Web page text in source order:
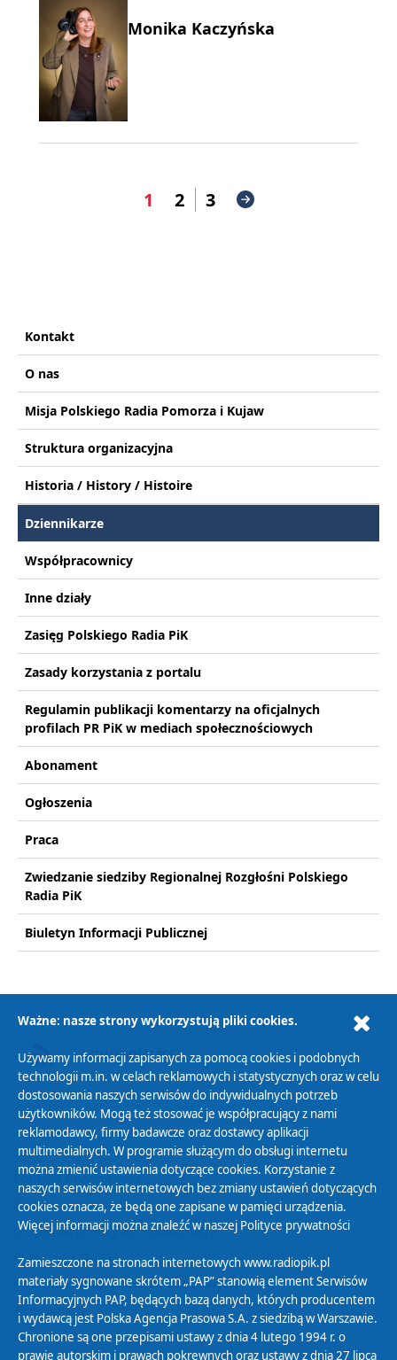
Monika Kaczyńska
1 2 3
Kontakt
O nas
Misja Polskiego Radia Pomorza i Kujaw
Struktura organizacyjna
Historia / History / Histoire
Dziennikarze
Współpracownicy
Inne działy
Zasięg Polskiego Radia PiK
Zasady korzystania z portalu
Regulamin publikacji komentarzy na oficjalnych
profilach PR PiK w mediach społecznościowych
Abonament
Ogłoszenia
Praca
Zwiedzanie siedziby Regionalnej Rozgłośni Polskiego
Radia PiK
Biuletyn Informacji Publicznej
AKTUALNOŚCI RSS
Polityka Prywatności
Zasady korzystania z Serwisu
Organizacje Pożytku Publicznego
Cyfryzacja DAB+
Polityka ochrony danych osobowych
Abonament
Zamówienia publiczne
Ważne: nasze strony wykorzystują pliki cookies.
Używamy informacji zapisanych za pomocą cookies i podobnych
technologii m.in. w celach reklamowych i statystycznych oraz w celu
dostosowania naszych serwisów do indywidualnych potrzeb
użytkowników. Mogą też stosować je współpracujący z nami
reklamodawcy, firmy badawcze oraz dostawcy aplikacji
multimedialnych. W programie służącym do obsługi internetu
można zmienić ustawienia dotyczące cookies. Korzystanie z
naszych serwisów internetowych bez zmiany ustawień dotyczących
cookies oznacza, że będą one zapisane w pamięci urządzenia.
Więcej informacji można znaleźć w naszej Polityce prywatności
Zamieszczone na stronach internetowych www.radiopik.pl
materiały sygnowane skrótem „PAP” stanowią element Serwisów
Informacyjnych PAP, będących bazą danych, których producentem
i wydawcą jest Polska Agencja Prasowa S.A. z siedzibą w Warszawie.
Chronione są one przepisami ustawy z dnia 4 lutego 1994 r. o
prawie autorskim i prawach pokrewnych oraz ustawy z dnia 27 lipca